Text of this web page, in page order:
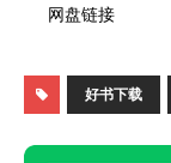
网盘链接
好书下载